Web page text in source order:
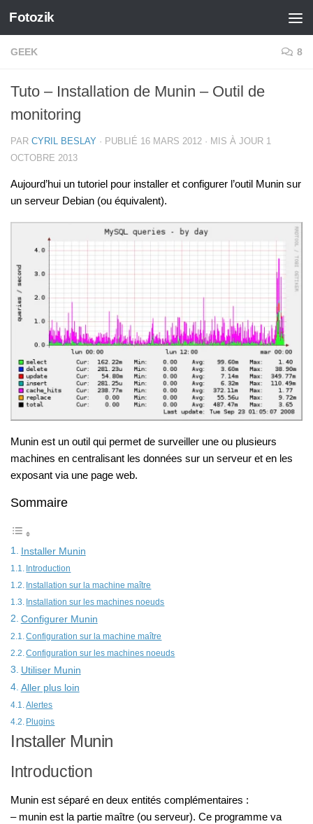
Skip to content
Fotozik
GEEK 8
Tuto – Installation de Munin – Outil de
monitoring
PAR CYRIL BESLAY · PUBLIÉ 16 MARS 2012 · MIS À JOUR 1
OCTOBRE 2013
Aujourd’hui un tutoriel pour installer et configurer l’outil Munin sur
un serveur Debian (ou équivalent).
Munin est un outil qui permet de surveiller une ou plusieurs
machines en centralisant les données sur un serveur et en les
exposant via une page web.
Sommaire
Installer Munin
Introduction
Installation sur la machine maître
Installation sur les machines noeuds
Configurer Munin
Configuration sur la machine maître
Configuration sur les machines noeuds
Utiliser Munin
Aller plus loin
Alertes
Plugins
Installer Munin
Introduction
Munin est séparé en deux entités complémentaires :
– munin est la partie maître (ou serveur). Ce programme va